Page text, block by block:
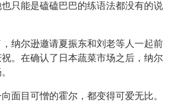
只能是磕磕巴巴的练语法都没有的说
纳尔逊邀请夏振东和刘老等人一起前
。在确认了日本蔬菜市场之后，纳尔
面目可憎的霍尔，都变得可爱无比。